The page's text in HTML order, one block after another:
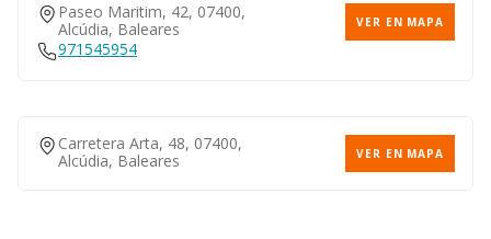
Paseo Maritim, 42, 07400,
Alcúdia, Baleares
VER EN MAPA
971545954
Carretera Arta, 48, 07400,
Alcúdia, Baleares
VER EN MAPA